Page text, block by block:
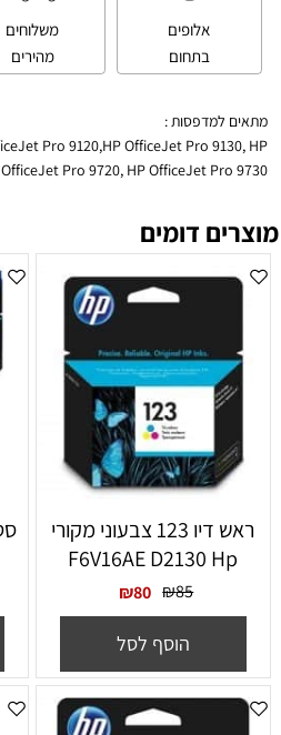
אלופים
בתחום
משלוחים
מהירים
מתאים למדפסות :
Pro 9120,HP OfficeJet Pro 9130, HP
OfficeJet Pro 9720, HP OfficeJet Pro 9730
מוצרים דומים
ראש דיו 123 צבעוני מקורי
F6V16AE D2130 Hp
₪85
₪80
הוסף לסל